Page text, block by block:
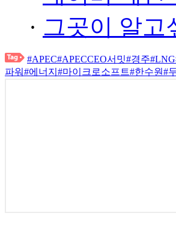
· 그곳이 알
#APEC#APECCEO서밋#경주#LNG
파워#에너지 #마이크로소프트#한수원#